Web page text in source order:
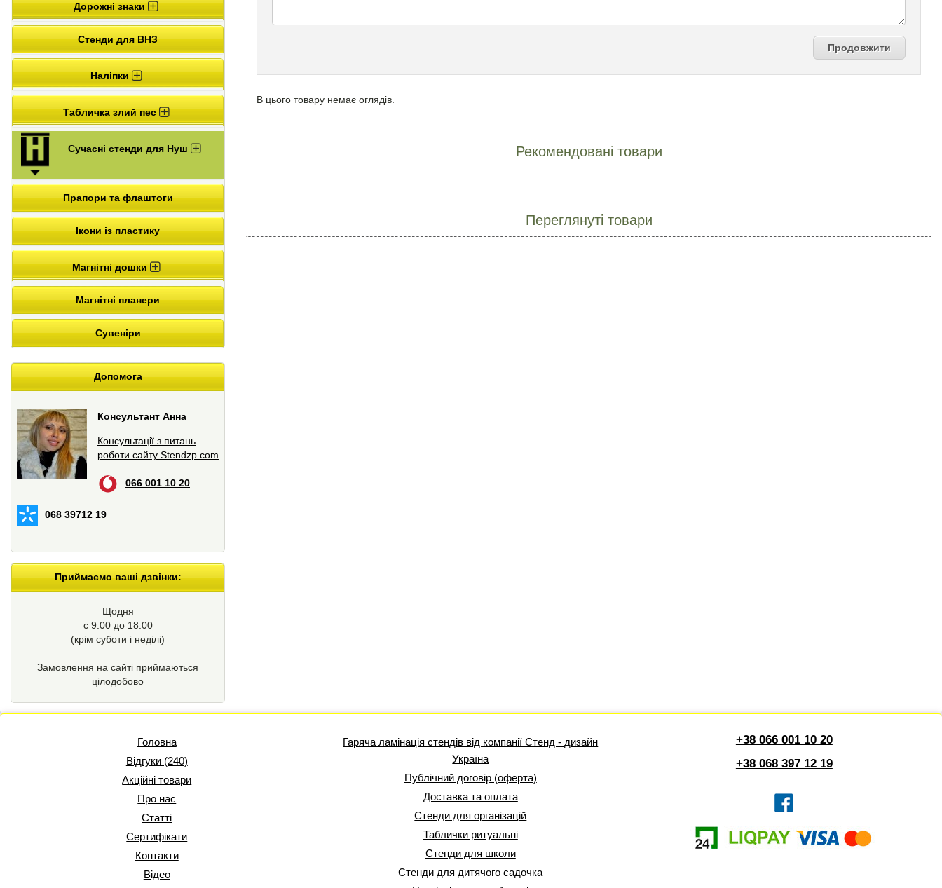
Дорожні знаки
Стенди для ВНЗ
Наліпки
Табличка злий пес
Сучасні стенди для Нуш
Прапори та флаштоги
Ікони із пластику
Магнітні дошки
Магнітні планери
Сувеніри
Допомога
Консультант Анна
Консультації з питань
роботи сайту Stendzp.com
066 001 10 20
068 39712 19
Приймаємо ваші дзвінки:
Щодня
с 9.00 до 18.00
(крім суботи і неділі)
Замовлення на сайті приймаються
цілодобово
Продовжити
В цього товару немає оглядів.
Рекомендовані товари
Переглянуті товари
Головна
Відгуки (240)
Акційні товари
Про нас
Статті
Сертифікати
Контакти
Відео
Гаряча ламінація стендів від компанії Стенд - дизайн
Україна
Публічний договір (оферта)
Доставка та оплата
Стенди для організацій
Таблички ритуальні
Стенди для школи
Стенди для дитячого садочка
+38 066 001 10 20
+38 068 397 12 19